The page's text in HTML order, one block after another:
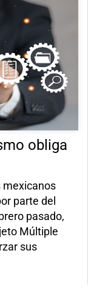
obliga
mexicanos
parte del
pasado,
Múltiple
sus